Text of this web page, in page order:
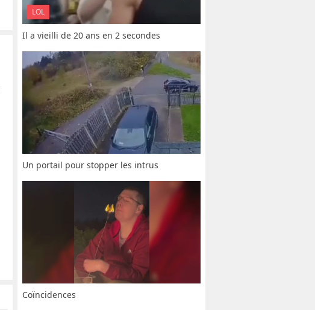
LOL
Il a vieilli de 20 ans en 2 secondes
Un portail pour stopper les intrus
Coïncidences